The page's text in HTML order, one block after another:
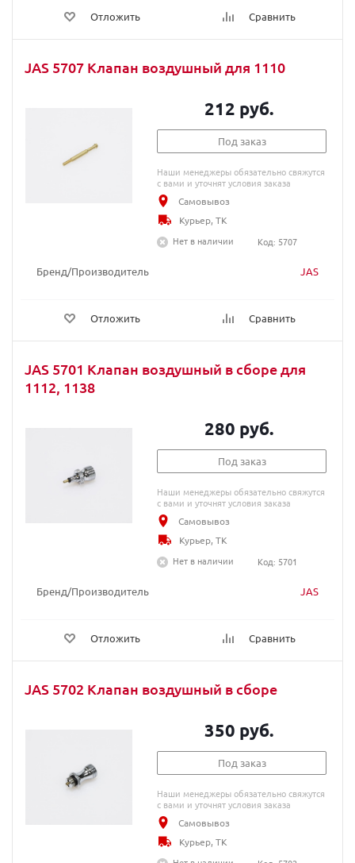
Отложить Сравнить
JAS 5707 Клапан воздушный для 1110
Бренд/Производитель JAS
Отложить Сравнить
212 руб.
Под заказ
Наши менеджеры обязательно свяжутся
с вами и уточнят условия заказа
Самовывоз
Курьер, ТК
Нет в наличии
Код: 5707
JAS 5701 Клапан воздушный в сборе для
1112, 1138
Бренд/Производитель JAS
Отложить Сравнить
280 руб.
Под заказ
Наши менеджеры обязательно свяжутся
с вами и уточнят условия заказа
Самовывоз
Курьер, ТК
Нет в наличии
Код: 5701
JAS 5702 Клапан воздушный в сборе
350 руб.
Под заказ
Наши менеджеры обязательно свяжутся
с вами и уточнят условия заказа
Самовывоз
Курьер, ТК